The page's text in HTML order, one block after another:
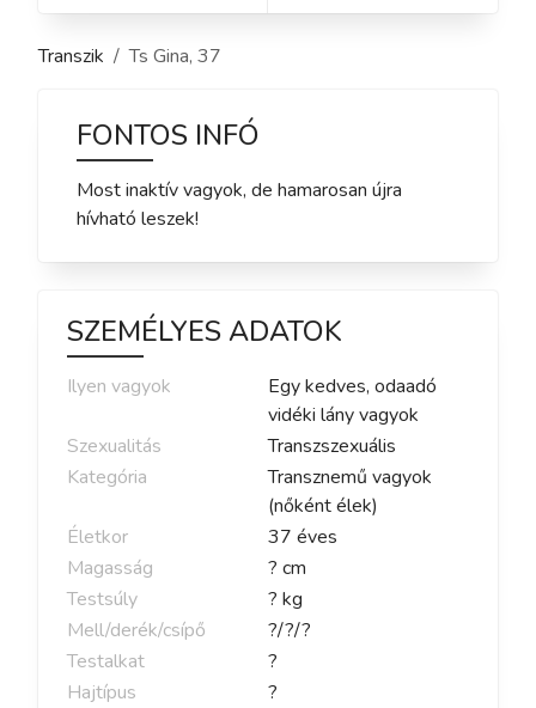
Transzik Ts Gina, 37
FONTOS INFÓ
Most inaktív vagyok, de hamarosan újra
hívható leszek!
SZEMÉLYES ADATOK
Ilyen vagyok
Egy kedves, odaadó
vidéki lány vagyok
Szexualitás
Transzszexuális
Kategória
Transznemű vagyok
(nőként élek)
Életkor
37 éves
Magasság
? cm
Testsúly
? kg
Mell/derék/csípő
?/?/?
Testalkat
?
Hajtípus
?